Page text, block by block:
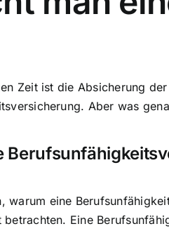
Zeit ist die Absicherung
Aber was
warum eine
betrachten. Eine